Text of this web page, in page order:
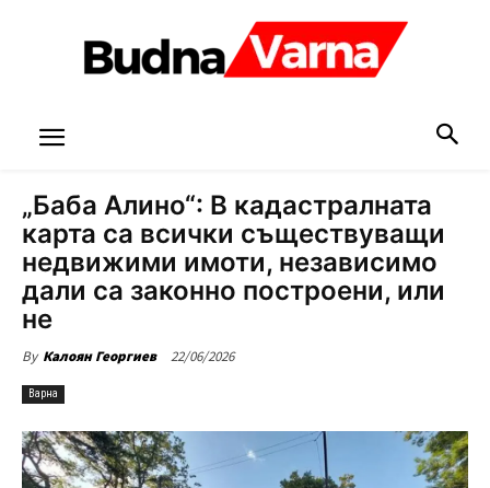
„Баба Алино“: В кадастралната
карта са всички съществуващи
недвижими имоти, независимо
дали са законно построени, или
не
By Калоян Георгиев 22/06/2026
Варна